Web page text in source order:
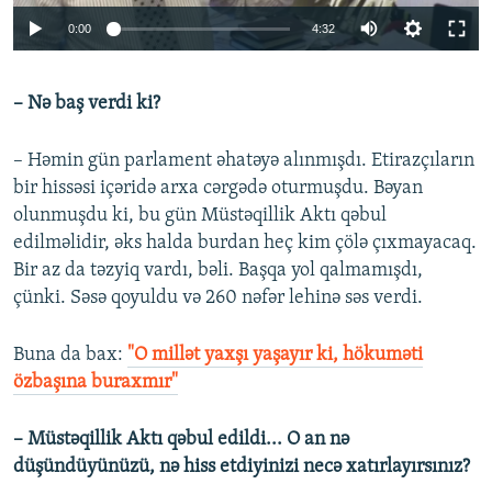
1080p
0:00 4:32
– Nə baş verdi ki?
– Həmin gün parlament əhatəyə alınmışdı. Etirazçıların
bir hissəsi içəridə arxa cərgədə oturmuşdu. Bəyan
olunmuşdu ki, bu gün Müstəqillik Aktı qəbul
edilməlidir, əks halda burdan heç kim çölə çıxmayacaq.
Bir az da təzyiq vardı, bəli. Başqa yol qalmamışdı,
çünki. Səsə qoyuldu və 260 nəfər lehinə səs verdi.
Buna da bax:​ "O millət yaxşı yaşayır ki, hökuməti
özbaşına buraxmır"
– Müstəqillik Aktı qəbul edildi... O an nə
düşündüyünüzü, nə hiss etdiyinizi necə xatırlayırsınız?